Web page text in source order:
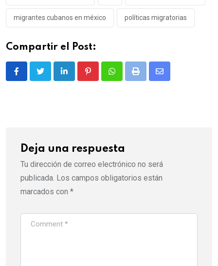
migrantes cubanos en méxico políticas migratorias
Compartir el Post:
LinkedIn PinterestWhatsappPrint
Share
Deja una respuesta
Tu dirección de correo electrónico no será
publicada. Los campos obligatorios están
marcados con *